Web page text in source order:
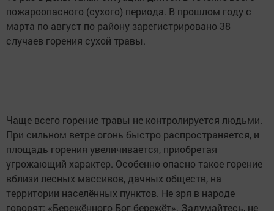
пожароопасного (сухого) периода. В прошлом году с
марта по август по району зарегистрировано 38
случаев горения сухой травы.
Чаще всего горение травы не контролируется людьми.
При сильном ветре огонь быстро распространяется, и
площадь горения увеличивается, приобретая
угрожающий характер. Особенно опасно такое горение
вблизи лесных массивов, дачных обществ, на
территории населённых пунктов. Не зря в народе
говорят: «Бережённого Бог бережёт». Задумайтесь, не